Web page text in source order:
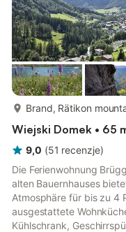
Brand, Rätikon
Wiejski Domek • 65
9,0 (51 recenzje)
Die Ferienwohnung
alten Bauernhauses
Atmosphäre für bis zu 4
ausgestattete
Kühlschrank,